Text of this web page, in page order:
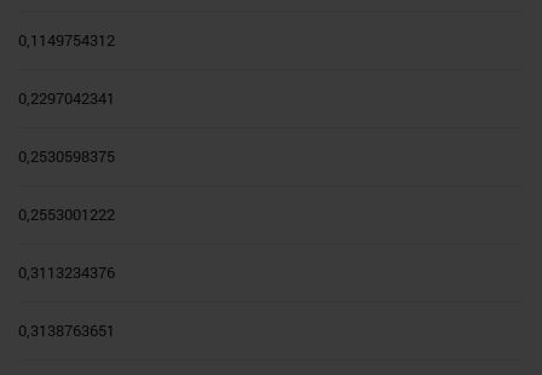
0,1149754312
0,2297042341
0,2530598375
0,2553001222
0,3113234376
0,3138763651